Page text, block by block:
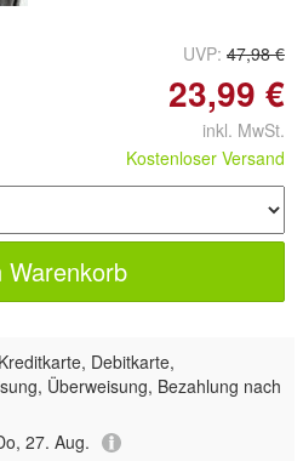
UVP: 47,98 €
23,99 €
inkl. MwSt.
Kostenloser Versand
Warenkorb
Debitkarte,
Überweisung, Bezahlung nach
27. Aug.